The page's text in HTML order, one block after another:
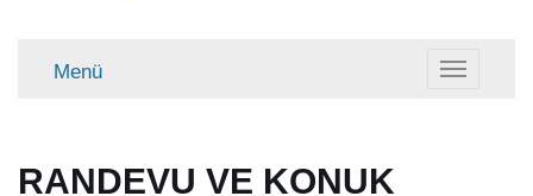
Menü Menü
RANDEVU VE KONUK